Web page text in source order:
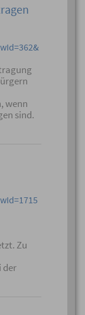
wenn
sind.
Zu
der